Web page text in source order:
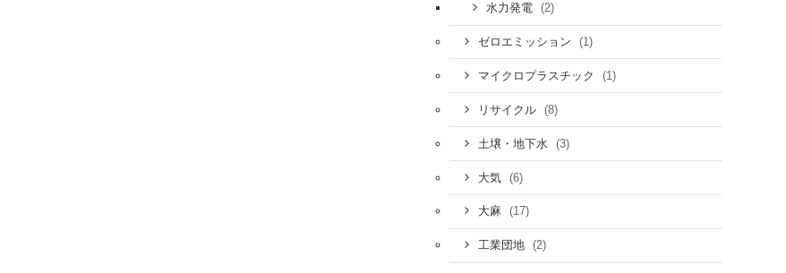
水力発電 (2)
ゼロエミッション (1)
マイクロプラスチック (1)
リサイクル (8)
土壌・地下水 (3)
大気 (6)
大麻 (17)
工業団地 (2)